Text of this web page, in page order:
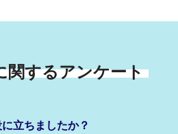
関するアンケート
立ちましたか？